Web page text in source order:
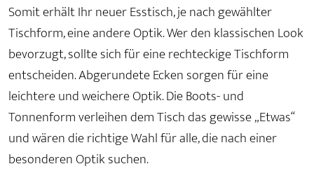
Somit erhält Ihr neuer Esstisch, je nach gewählter
Tischform, eine andere Optik. Wer den klassischen Look
bevorzugt, sollte sich für eine rechteckige Tischform
entscheiden. Abgerundete Ecken sorgen für eine
leichtere und weichere Optik. Die Boots- und
Tonnenform verleihen dem Tisch das gewisse „Etwas“
und wären die richtige Wahl für alle, die nach einer
besonderen Optik suchen.